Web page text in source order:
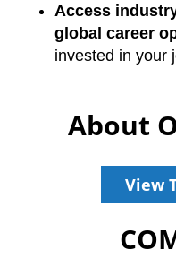
Access
global career
invested in your
About
View